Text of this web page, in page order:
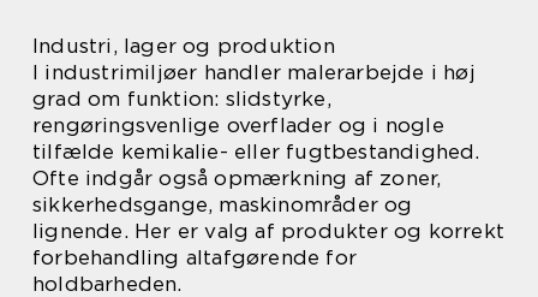
Industri, lager og produktion
I industrimiljøer handler malerarbejde i høj
grad om funktion: slidstyrke,
rengøringsvenlige overflader og i nogle
tilfælde kemikalie- eller fugtbestandighed.
Ofte indgår også opmærkning af zoner,
sikkerhedsgange, maskinområder og
lignende. Her er valg af produkter og korrekt
forbehandling altafgørende for
holdbarheden.